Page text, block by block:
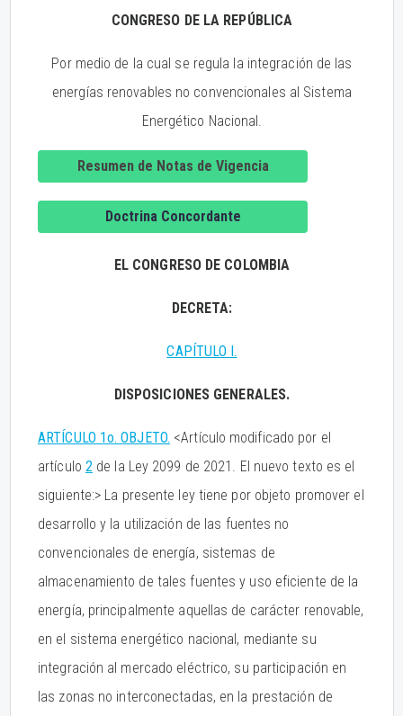
CONGRESO DE LA REPÚBLICA
Por medio de la cual se regula la integración de las
energías renovables no convencionales al Sistema
Energético Nacional.
Resumen de Notas de Vigencia
Doctrina Concordante
EL CONGRESO DE COLOMBIA
DECRETA:
CAPÍTULO I.
DISPOSICIONES GENERALES.
ARTÍCULO 1o. OBJETO. <Artículo modificado por el
artículo 2 de la Ley 2099 de 2021. El nuevo texto es el
siguiente:> La presente ley tiene por objeto promover el
desarrollo y la utilización de las fuentes no
convencionales de energía, sistemas de
almacenamiento de tales fuentes y uso eficiente de la
energía, principalmente aquellas de carácter renovable,
en el sistema energético nacional, mediante su
integración al mercado eléctrico, su participación en
las zonas no interconectadas, en la prestación de